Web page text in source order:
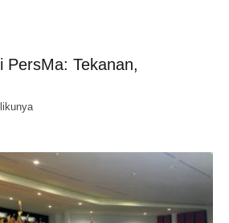
PersMa: Tekanan,